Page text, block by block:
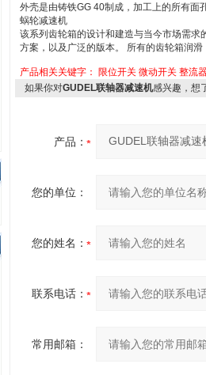
外壳是由铸铁GG 40制成，加工上的所有
蜗轮减速机
该系列齿轮箱的设计和建造与当今市场需
方案，以及广泛的版本。 所有的齿轮箱润滑
产品相关关键字： 限位开关 微动开关 整流
如果你对GUDEL联轴器减速机感兴趣，想
产品：
您的单位：
您的姓名：
联系电话：
常用邮箱：